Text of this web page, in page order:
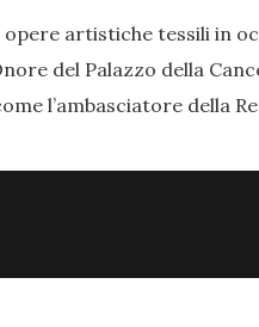
artistiche tessili in
del Palazzo della
l’ambasciatore della